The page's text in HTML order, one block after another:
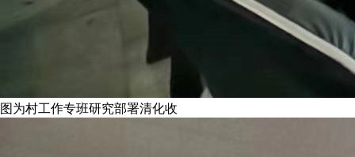
图为村工作专班研究部署清化收